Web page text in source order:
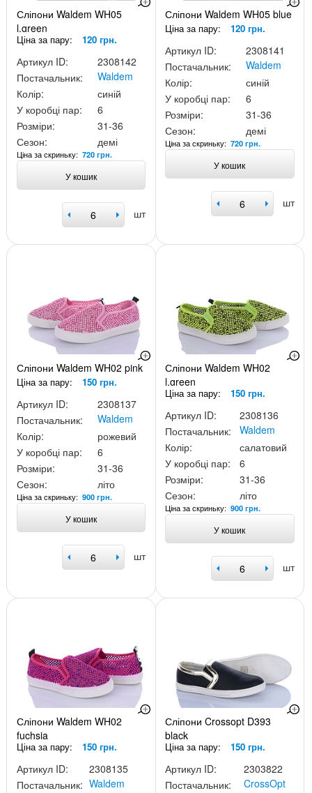
Сліпони Waldem WH05
l.green
Ціна за пару: 120 грн.
Артикул ID:
2308142
Постачальник:
Waldem
Колір:
синій
У коробці пар:
6
Розміри:
31-36
Сезон:
демі
Ціна за скриньку: 720 грн.
У кошик
шт
Сліпони Waldem WH05 blue
Ціна за пару: 120 грн.
Артикул ID:
2308141
Постачальник:
Waldem
Колір:
синій
У коробці пар:
6
Розміри:
31-36
Сезон:
демі
Ціна за скриньку:720 грн.
У кошик
шт
Сліпони Waldem WH02 pink
Ціна за пару: 150 грн.
Артикул ID:
2308137
Постачальник:
Waldem
Колір:
рожевий
У коробці пар:
6
Розміри:
31-36
Сезон:
літо
Ціна за скриньку: 900 грн.
У кошик
шт
Сліпони Waldem WH02
l.green
Ціна за пару: 150 грн.
Артикул ID:
2308136
Постачальник:
Waldem
Колір:
салатовий
У коробці пар:
6
Розміри:
31-36
Сезон:
літо
Ціна за скриньку:900 грн.
У кошик
шт
Сліпони Waldem WH02
fuchsia
Ціна за пару: 150 грн.
Артикул ID:
2308135
Постачальник: Waldem
Сліпони Crossopt D393
black
Ціна за пару: 150 грн.
Артикул ID:
2303822
Постачальник:
CrossOpt